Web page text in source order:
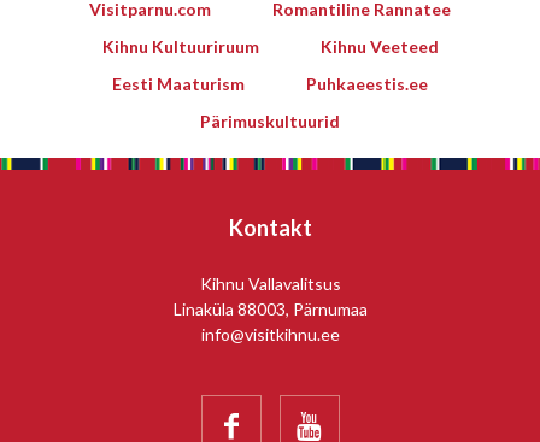
Visitparnu.com
Romantiline Rannatee
Kihnu Kultuuriruum
Kihnu Veeteed
Eesti Maaturism
Puhkaeestis.ee
Pärimuskultuurid
Kontakt
Kihnu Vallavalitsus
Linaküla 88003, Pärnumaa
info@visitkihnu.ee
 